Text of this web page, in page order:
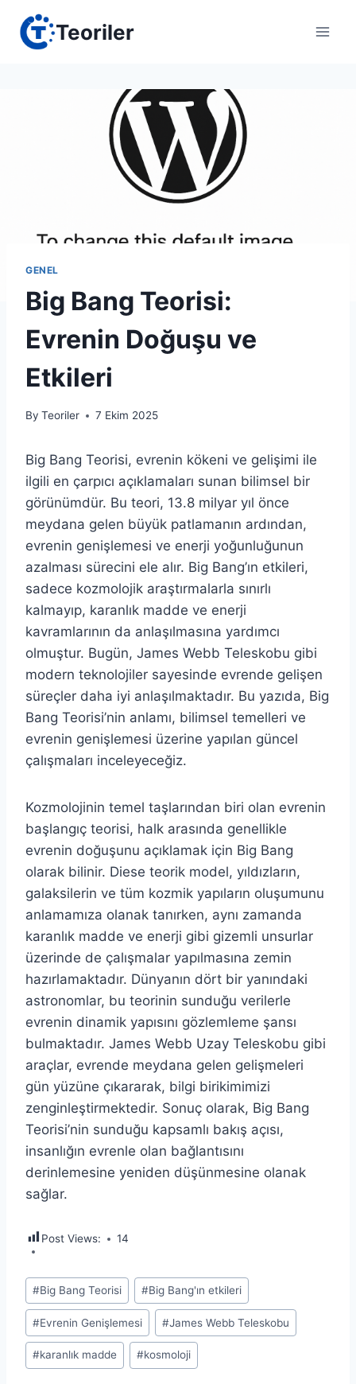
content
Teoriler
GENEL
Big Bang Teorisi:
Evrenin Doğuşu ve
Etkileri
By Teoriler 7 Ekim 2025
Big Bang Teorisi, evrenin kökeni ve gelişimi ile
ilgili en çarpıcı açıklamaları sunan bilimsel bir
görünümdür. Bu teori, 13.8 milyar yıl önce
meydana gelen büyük patlamanın ardından,
evrenin genişlemesi ve enerji yoğunluğunun
azalması sürecini ele alır. Big Bang’ın etkileri,
sadece kozmolojik araştırmalarla sınırlı
kalmayıp, karanlık madde ve enerji
kavramlarının da anlaşılmasına yardımcı
olmuştur. Bugün, James Webb Teleskobu gibi
modern teknolojiler sayesinde evrende gelişen
süreçler daha iyi anlaşılmaktadır. Bu yazıda, Big
Bang Teorisi’nin anlamı, bilimsel temelleri ve
evrenin genişlemesi üzerine yapılan güncel
çalışmaları inceleyeceğiz.
Kozmolojinin temel taşlarından biri olan evrenin
başlangıç teorisi, halk arasında genellikle
evrenin doğuşunu açıklamak için Big Bang
olarak bilinir. Diese teorik model, yıldızların,
galaksilerin ve tüm kozmik yapıların oluşumunu
anlamamıza olanak tanırken, aynı zamanda
karanlık madde ve enerji gibi gizemli unsurlar
üzerinde de çalışmalar yapılmasına zemin
hazırlamaktadır. Dünyanın dört bir yanındaki
astronomlar, bu teorinin sunduğu verilerle
evrenin dinamik yapısını gözlemleme şansı
bulmaktadır. James Webb Uzay Teleskobu gibi
araçlar, evrende meydana gelen gelişmeleri
gün yüzüne çıkararak, bilgi birikimimizi
zenginleştirmektedir. Sonuç olarak, Big Bang
Teorisi’nin sunduğu kapsamlı bakış açısı,
insanlığın evrenle olan bağlantısını
derinlemesine yeniden düşünmesine olanak
sağlar.
Post Views: 14
Post
Tags:
#Big Bang Teorisi #Big Bang'ın etkileri
#Evrenin Genişlemesi #James Webb Teleskobu
#karanlık madde #kosmoloji